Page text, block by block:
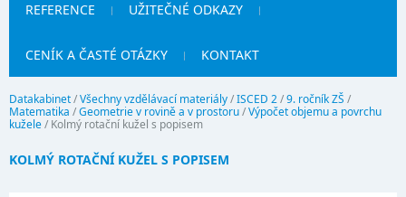
REFERENCE UŽITEČNÉ ODKAZY
CENÍK A ČASTÉ OTÁZKY KONTAKT
Datakabinet/Všechny vzdělávací materiály/ISCED 2/9. ročník ZŠ /
Matematika /Geometrie v rovině a v prostoru/Výpočet objemu a povrchu
kužele/ Kolmý rotační kužel s popisem
KOLMÝ ROTAČNÍ KUŽEL S POPISEM